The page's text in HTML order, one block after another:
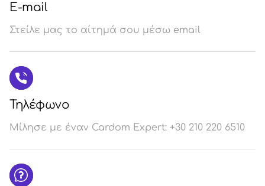
E-mail
Στείλε μας το αίτημά σου μέσω email
Τηλέφωνο
Μίλησε με έναν Cardom Expert: +30 210 220 6510